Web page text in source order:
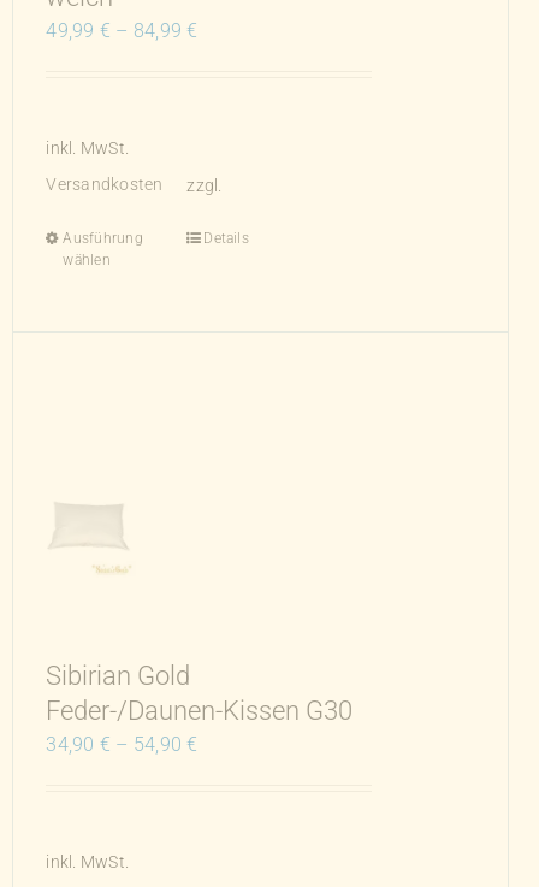
49,99 € – 84,99€
inkl. MwSt.
zzgl.
Versandkosten
Ausführung
wählen
Dieses
mehrere
werden
Details
Sibirian Gold
Feder-/Daunen-Kissen G30
34,90 € – 54,90€
inkl. MwSt.